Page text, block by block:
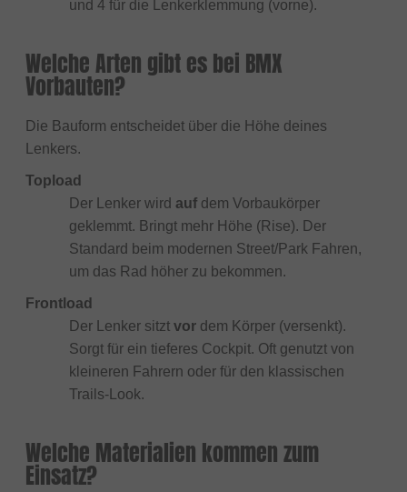
und 4 für die Lenkerklemmung (vorne).
Welche Arten gibt es bei BMX
Vorbauten?
Die Bauform entscheidet über die Höhe deines
Lenkers.
Topload
Der Lenker wird auf dem Vorbaukörper
geklemmt. Bringt mehr Höhe (Rise). Der
Standard beim modernen Street/Park Fahren,
um das Rad höher zu bekommen.
Frontload
Der Lenker sitzt vor dem Körper (versenkt).
Sorgt für ein tieferes Cockpit. Oft genutzt von
kleineren Fahrern oder für den klassischen
Trails-Look.
Welche Materialien kommen zum
Einsatz?